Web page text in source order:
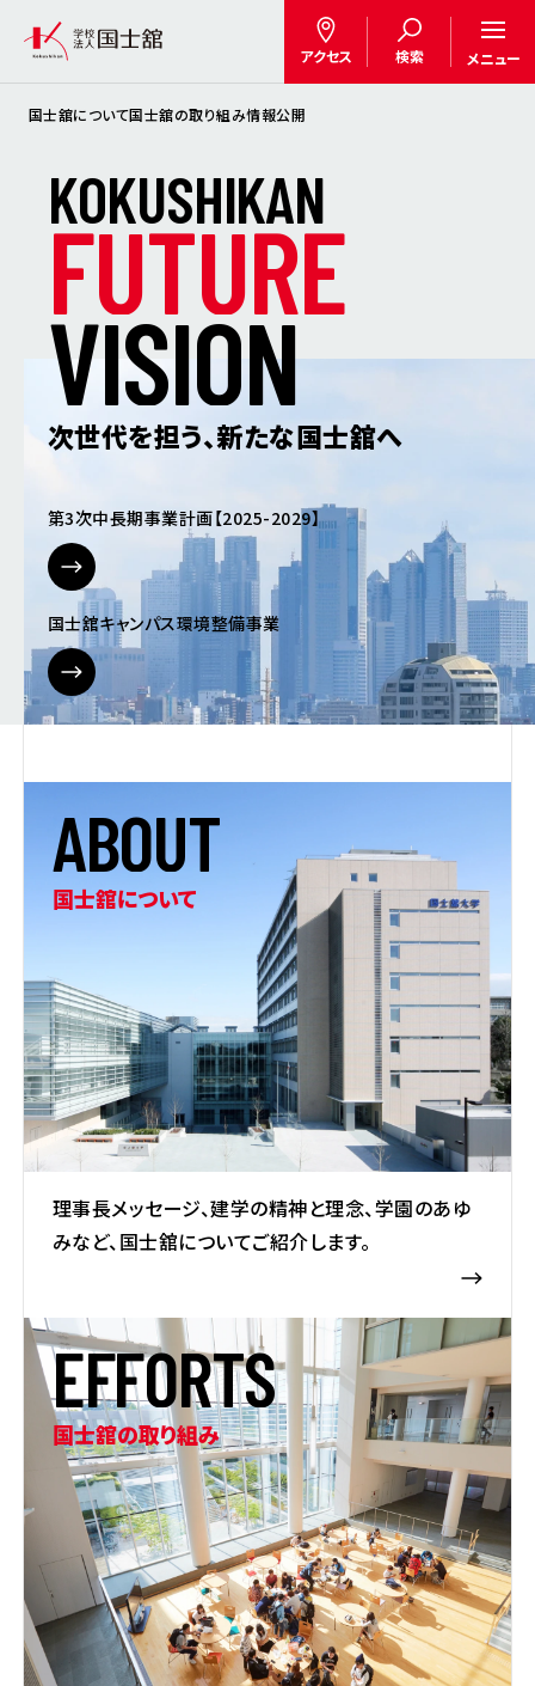
アクセス 検索 メニュー
国士舘について国士舘の取り組み情報公開
KOKUSHIKAN
FUTURE
VISION
次世代を担う、新たな国士舘へ
第3次中長期事業計画【2025-2029】
国士舘キャンパス環境整備事業
ABOUT
国士舘について
理事長メッセージ、建学の精神と理念、学園のあゆ
みなど、国士舘についてご紹介します。
EFFORTS
国士舘の取り組み